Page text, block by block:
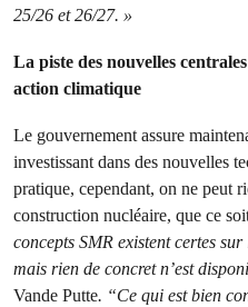
25/26 et 26/27. »
La piste des nouvelles
action climatique
Le gouvernement assure
investissant dans des nouvelles
pratique, cependant, on ne peut
construction nucléaire, que ce
concepts SMR existent certes
mais rien de concret n’est
Vande Putte. “Ce qui est bien